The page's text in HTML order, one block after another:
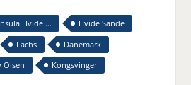
Hvide ...
Hvide Sande
Lachs
Dänemark
Olsen
Kongsvinger